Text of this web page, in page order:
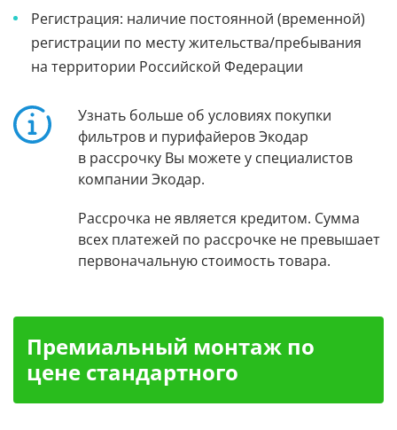
Регистрация: наличие постоянной (временной)
регистрации по месту жительства/пребывания
на территории Российской Федерации
Узнать больше об условиях покупки
фильтров и пурифайеров Экодар
в рассрочку Вы можете у специалистов
компании Экодар.
Рассрочка не является кредитом. Сумма
всех платежей по рассрочке не превышает
первоначальную стоимость товара.
Премиальный монтаж по
цене стандартного